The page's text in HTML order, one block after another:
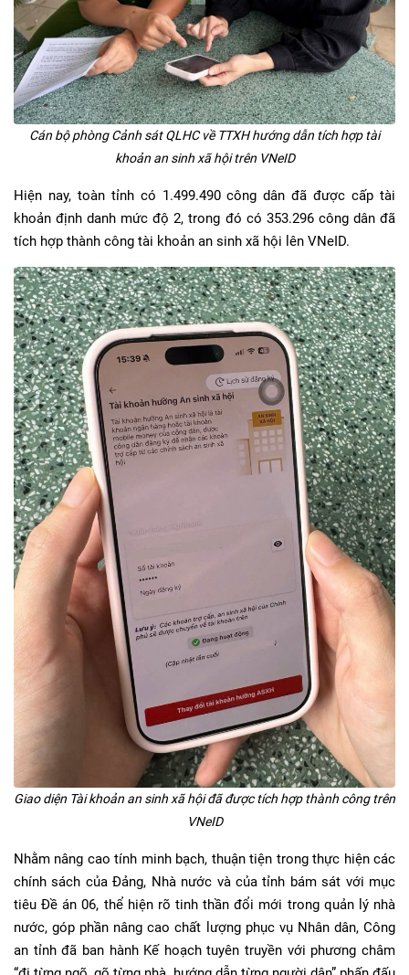
Cán bộ phòng Cảnh sát QLHC về TTXH hướng dẫn tích hợp tài
khoản an sinh xã hội trên VNeID
Hiện nay, toàn tỉnh có 1.499.490 công dân đã được cấp tài
khoản định danh mức độ 2, trong đó có 353.296 công dân đã
tích hợp thành công tài khoản an sinh xã hội lên VNeID.
Giao diện Tài khoản an sinh xã hội đã được tích hợp thành công trên
VNeID
Nhằm nâng cao tính minh bạch, thuận tiện trong thực hiện các
chính sách của Đảng, Nhà nước và của tỉnh bám sát với mục
tiêu Đề án 06, thể hiện rõ tinh thần đổi mới trong quản lý nhà
nước, góp phần nâng cao chất lượng phục vụ Nhân dân, Công
an tỉnh đã ban hành Kế hoạch tuyên truyền với phương châm